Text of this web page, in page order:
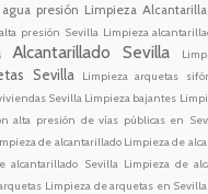
presión Limpieza
presión Sevilla Limpieza
Alcantarillado Sevilla
Sevilla
Limpieza arquetas
Sevilla Limpieza bajantes
alta presión de vías públicas en
de alcantarillado Limpieza de
alcantarillado Sevilla Limpieza de
Limpieza de arquetas en Sevilla